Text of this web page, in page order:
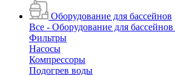
Оборудование для бассейнов
Все - Оборудование для бассейнов
Фильтры
Насосы
Компрессоры
Подогрев воды